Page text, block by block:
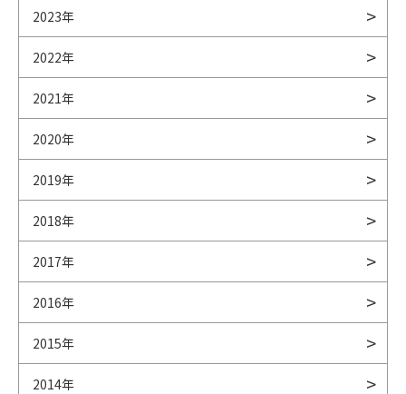
2023年
2022年
2021年
2020年
2019年
2018年
2017年
2016年
2015年
2014年